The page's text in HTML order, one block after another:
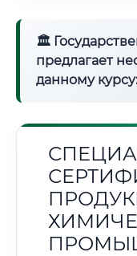
🏛
предлагает
данному курсу: